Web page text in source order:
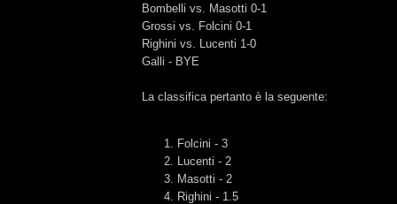
Bombelli vs. Masotti 0-1
Grossi vs. Folcini 0-1
Righini vs. Lucenti 1-0
Galli - BYE
La classifica pertanto è la seguente:
Folcini - 3
Lucenti - 2
Masotti - 2
Righini - 1.5